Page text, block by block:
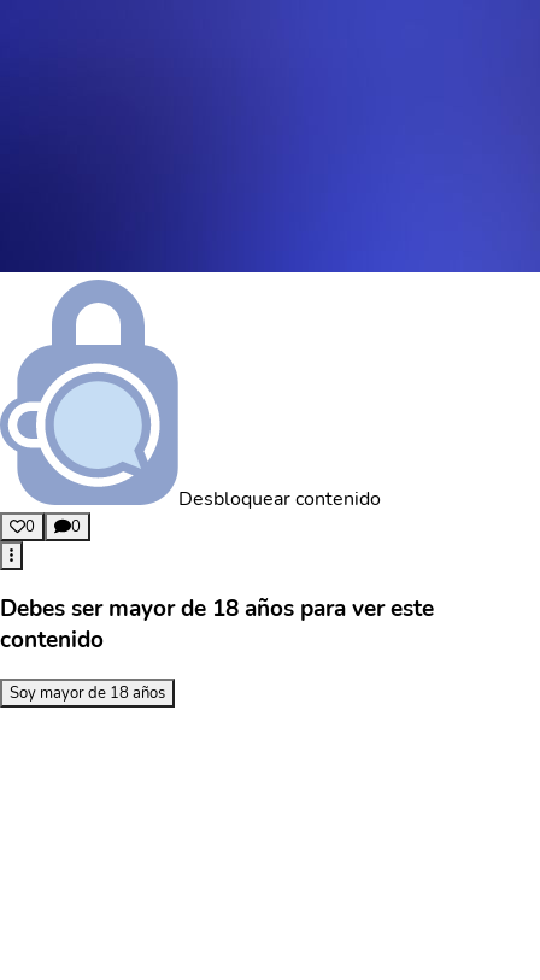
Desbloquear contenido
0 0
Debes ser mayor de 18 años para ver este
contenido
Soy mayor de 18 años